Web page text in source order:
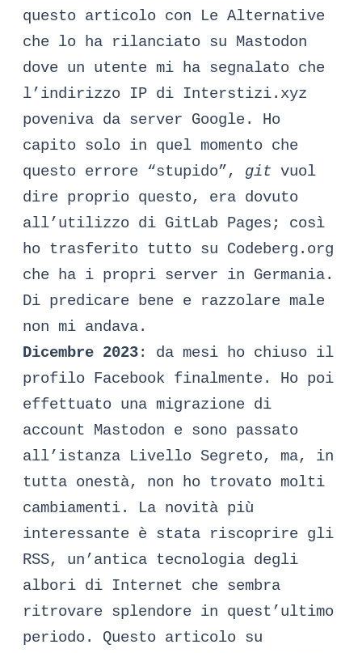
questo articolo con Le Alternative
che lo ha rilanciato su Mastodon
dove un utente mi ha segnalato che
l’indirizzo IP di Interstizi.xyz
poveniva da server Google. Ho
capito solo in quel momento che
questo errore “stupido”, git vuol
dire proprio questo, era dovuto
all’utilizzo di GitLab Pages; così
ho trasferito tutto su Codeberg.org
che
ha i propri server in Germania.
Di predicare bene e razzolare male
non mi andava.
Dicembre 2023: da mesi ho chiuso il
profilo Facebook finalmente. Ho poi
effettuato una migrazione di
account Mastodon e sono passato
all’istanza Livello Segreto, ma, in
tutta onestà, non ho trovato molti
cambiamenti. La novità più
interessante è stata riscoprire gli
RSS, un’antica tecnologia degli
albori di Internet che sembra
ritrovare splendore in quest’ultimo
periodo. Questo articolo su